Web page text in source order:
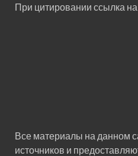
При цитировании ссылка на
Все материалы на данном
источников и